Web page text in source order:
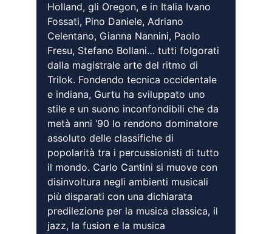
Holland, gli Oregon, e in Italia Ivano
Fossati, Pino Daniele, Adriano
Celentano, Gianna Nannini, Paolo
Fresu, Stefano Bollani… tutti folgorati
dalla magistrale arte del ritmo di
Trilok. Fondendo tecnica occidentale
e indiana, Gurtu ha sviluppato uno
stile e un suono inconfondibili che da
metà anni ‘90 lo rendono dominatore
assoluto delle classifiche di
popolarità tra i percussionisti di tutto
il mondo. Carlo Cantini si muove con
disinvoltura negli ambienti musicali
più disparati con una dichiarata
predilezione per la musica classica, il
jazz, la fusion e la musica